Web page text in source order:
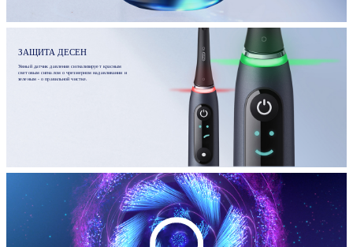
ЗАЩИТА ДЕСЕН
Умный датчик давления сигнализирует красным
световым сигналом о чрезмерном надавливании и
зеленым - о правильной чистке.